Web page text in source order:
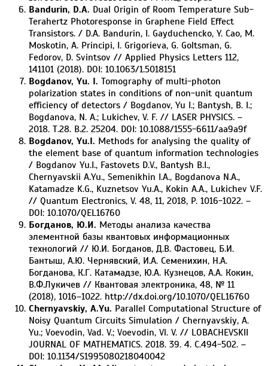
Bandurin, D.A. Dual Origin of Room Temperature Sub-
Terahertz Photoresponse in Graphene Field Effect
Transistors. / D.A. Bandurin, I. Gayduchencko, Y. Cao, M.
Moskotin, A. Principi, I. Grigorieva, G. Goltsman, G.
Fedorov, D. Svintsov // Applied Physics Letters 112,
141101 (2018). DOI: 10.1063/1.5018151
Bogdanov, Yu. I. Tomography of multi-photon
polarization states in conditions of non-unit quantum
efficiency of detectors / Bogdanov, Yu I.; Bantysh, B. I.;
Bogdanova, N. A.; Lukichev, V. F. // LASER PHYSICS. –
2018. Т.28. В.2. 25204. DOI: 10.1088/1555-6611/aa9a9f
Bogdanov, Yu.I. Methods for analysing the quality of
the element base of quantum information technologies
/ Bogdanov Yu.I., Fastovets D.V., Bantysh B.I.,
Chernyavskii A.Yu., Semenikhin I.A., Bogdanova N.A.,
Katamadze K.G., Kuznetsov Yu.A., Kokin A.A., Lukichev V.F.
// Quantum Electronics, V. 48, 11, 2018, P. 1016-1022. –
DOI: 10.1070/QEL16760
Богданов, Ю.И. Методы анализа качества
элементной базы квантовых информационных
технологий // Ю.И. Богданов, Д.В. Фастовец, Б.И.
Бантыш, А.Ю. Чернявский, И.А. Семенихин, Н.А.
Богданова, К.Г. Катамадзе, Ю.А. Кузнецов, А.А. Кокин,
В.Ф.Лукичев // Квантовая электроника, 48, № 11
(2018), 1016–1022. http://dx.doi.org/10.1070/QEL16760
Chernyavskiy, A.Yu. Parallel Computational Structure of
Noisy Quantum Circuits Simulation / Chernyavskiy, A.
Yu.; Voevodin, Vad. V.; Voevodin, Vl. V. // LOBACHEVSKII
JOURNAL OF MATHEMATICS. 2018. 39. 4. C.494-502. –
DOI: 10.1134/S1995080218040042